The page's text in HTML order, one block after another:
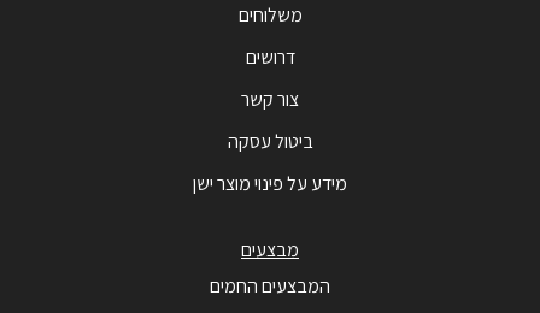
משלוחים
דרושים
צור קשר
ביטול עסקה
מידע על פינוי מוצר ישן
מבצעים
המבצעים החמים